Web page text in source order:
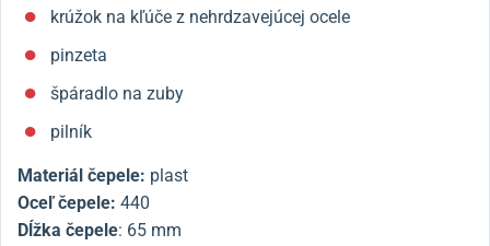
krúžok na kľúče z nehrdzavejúcej ocele
pinzeta
špáradlo na zuby
pilník
Materiál čepele: plast
Oceľ čepele: 440
Dĺžka čepele: 65 mm